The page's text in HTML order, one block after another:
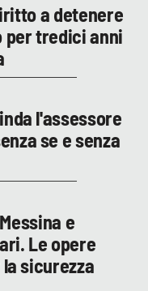
a detenere
per tredici anni
l'assessore
se e senza
e
Le opere
sicurezza